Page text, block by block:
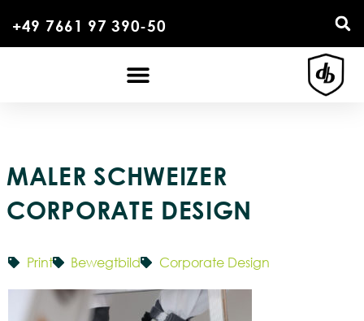
+49 7661 97 390-50
MALER SCHWEIZER
CORPORATE DESIGN
Print Bewegtbild Corporate Design